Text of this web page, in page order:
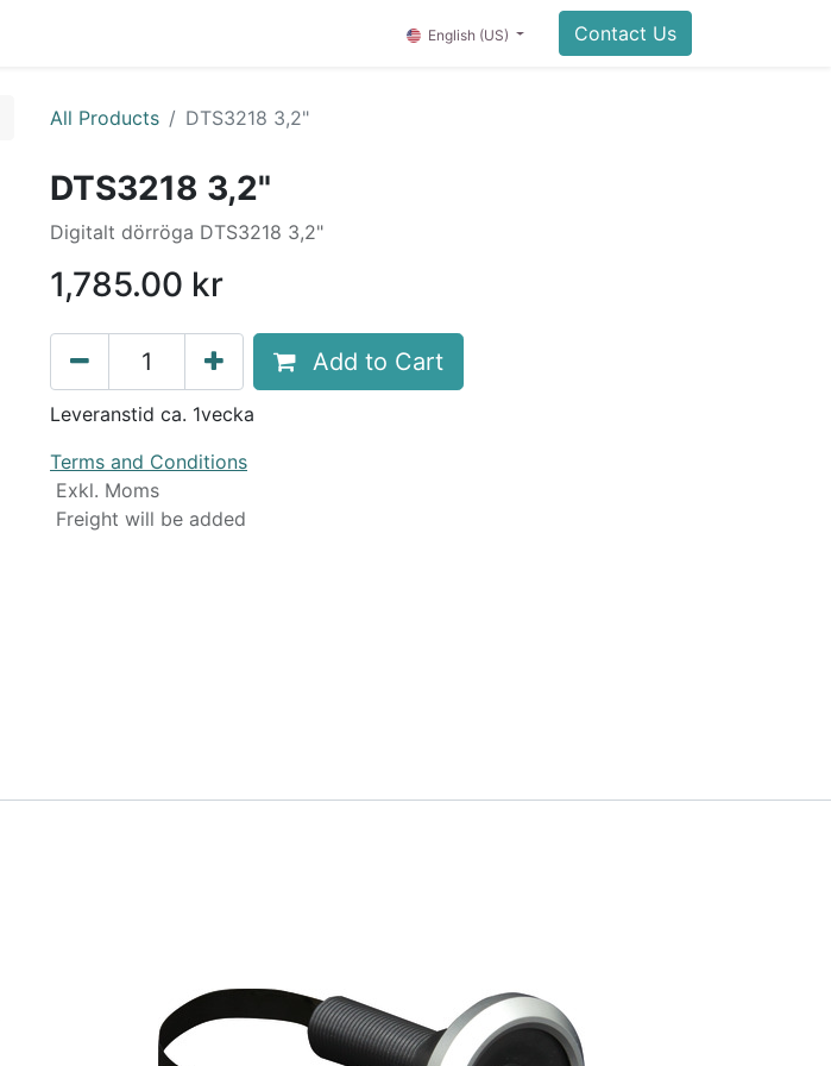
English (US) Contact Us
All Products DTS3218 3,2"
DTS3218 3,2"
Digitalt dörröga DTS3218 3,2"
1,785.00 kr
Add to Cart
Leveranstid ca. 1vecka
Terms and Conditions
Exkl. Moms
Freight will be added